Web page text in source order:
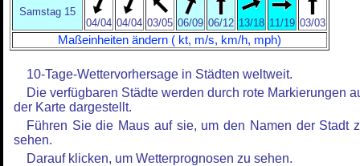
Samstag 15
04/04 04/04 03/05 06/09 06/12 13/18 11/19 03/03
Maßeinheiten ändern ( kt, m/s, km/h, mph)
10-Tage-Wettervorhersage in Städten weltweit.
Die verfügbaren Städte werden durch rote Markierungen
der Karte dargestellt.
Führen Sie die Maus auf sie, um den Namen der Stadt
sehen.
Darauf klicken, um Wetterprognosen zu sehen.